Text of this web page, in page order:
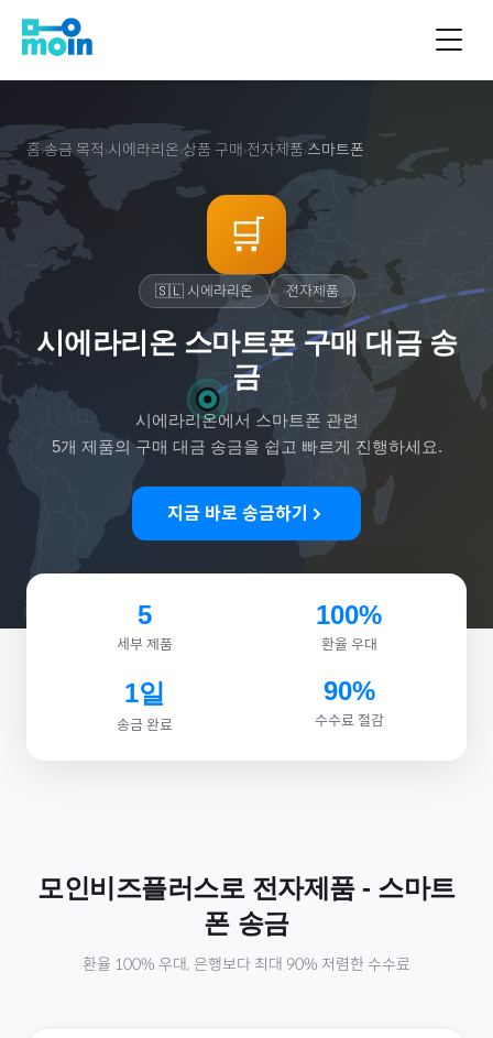
홈›송금 목적 ›시에라리온›상품 구매 ›전자제품›스마트폰
🛒
🇸🇱 시에라리온 전자제품
시에라리온 스마트폰 구매 대금 송
금
시에라리온에서 스마트폰 관련
5개 제품의 구매 대금 송금을 쉽고 빠르게 진행하세요.
지금 바로 송금하기
5
세부 제품
100%
환율 우대
1일
송금 완료
90%
수수료 절감
모인비즈플러스로 전자제품- 스마트
폰송금
환율 100% 우대, 은행보다 최대 90% 저렴한 수수료